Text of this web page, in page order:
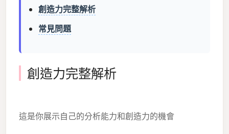
創造力完整解析
常見問題
創造力完整解析
這是你展示自己的分析能力和創造力的機會